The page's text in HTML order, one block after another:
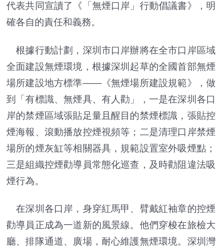
代表共同宣讀了《「無煙口岸」行動倡議書》，明
確各自的責任和義務。
根據行動計劃，深圳市口岸辦將在全市口岸區域
全面建設無煙環境，根據深圳起草的全國首部無煙
場所建設地方標準——《無煙場所建設規範》，做
到「有標識、無煙具、有人勸」，一是在深圳各口
岸的禁煙區域張貼足量且醒目的禁煙標識，張貼控
煙海報、滾動播放控煙視頻等；二是清理口岸禁煙
場所的煙灰缸等相關器具，規範設置室外吸煙點；
三是組織控煙勸導員常態化巡查，及時勸阻違法吸
煙行為。
在深圳各口岸，身穿紅馬甲、臂戴紅袖章的控煙
勸導員正成為一道新的風景線。他們穿梭在旅檢大
廳、排隊通道、廣場，耐心維護無煙環境。深圳灣